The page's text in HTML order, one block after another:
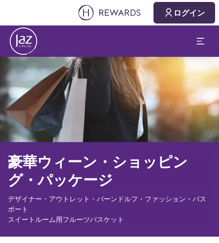
ログイン
スライド1 1
豪華ウィーン・ショッピン
グ・パッケージ
デザイナー・アウトレット・パーンドルフ・ファッション・パス
ポート
スイートルーム用フルーツバスケット